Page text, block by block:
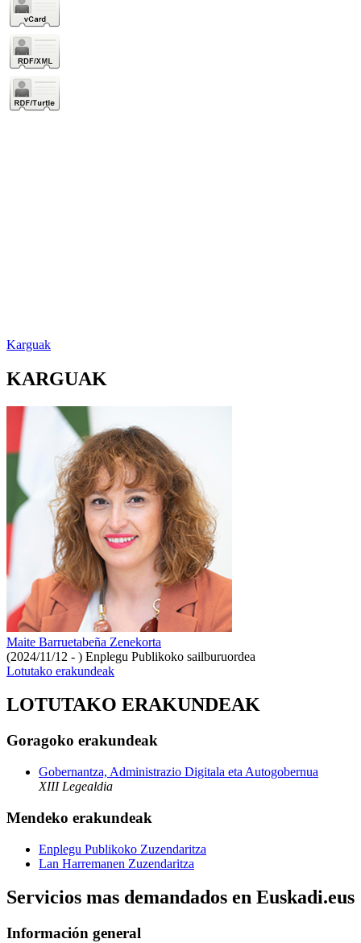
Karguak
KARGUAK
Maite Barruetabeña Zenekorta
(2024/11/12 - ) Enplegu Publikoko sailburuordea
Lotutako erakundeak
LOTUTAKO ERAKUNDEAK
Goragoko erakundeak
Gobernantza, Administrazio Digitala eta Autogobernua
XIII Legealdia
Mendeko erakundeak
Enplegu Publikoko Zuzendaritza
Lan Harremanen Zuzendaritza
Servicios mas demandados en Euskadi.eus
Información general